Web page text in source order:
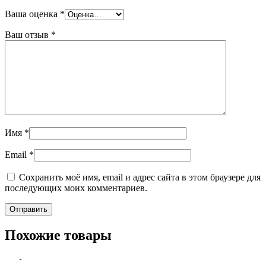
Ваша оценка *
Ваш отзыв *
Имя *
Email *
Сохранить моё имя, email и адрес сайта в этом браузере для
последующих моих комментариев.
Похожие товары